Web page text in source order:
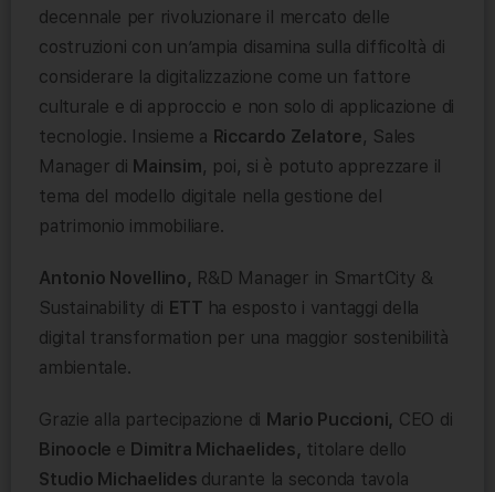
decennale per rivoluzionare il mercato delle
costruzioni con un’ampia disamina sulla difficoltà di
considerare la digitalizzazione come un fattore
culturale e di approccio e non solo di applicazione di
tecnologie. Insieme a Riccardo Zelatore, Sales
Manager di Mainsim, poi, si è potuto apprezzare il
tema del modello digitale nella gestione del
patrimonio immobiliare.
Antonio Novellino, R&D Manager in SmartCity &
Sustainability di ETT ha esposto i vantaggi della
digital transformation per una maggior sostenibilità
ambientale.
Grazie alla partecipazione di Mario Puccioni, CEO di
Binoocle e Dimitra Michaelides, titolare dello
Studio Michaelides durante la seconda tavola